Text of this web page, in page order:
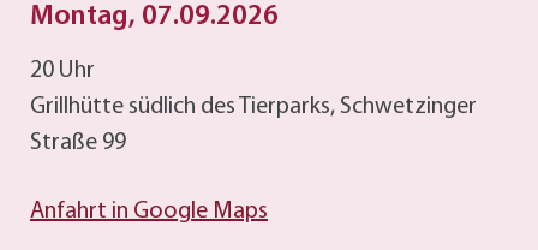
Montag, 07.09.2026
20 Uhr
Grillhütte südlich des Tierparks, Schwetzinger
Straße 99
Anfahrt in Google Maps